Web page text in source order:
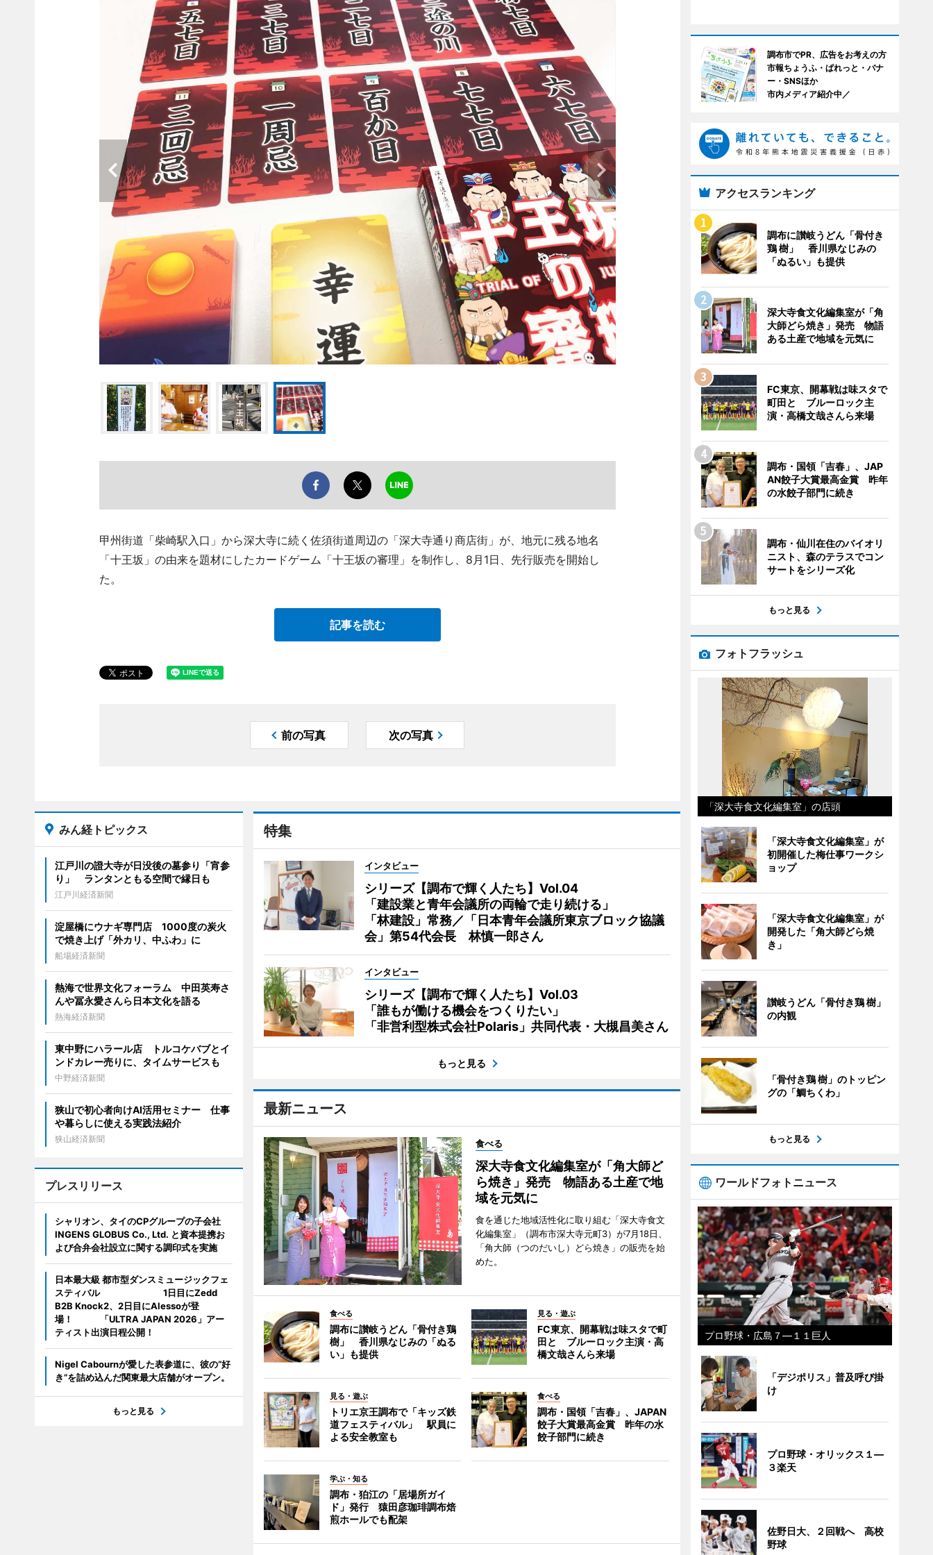
甲州街道「柴崎駅入口」から深大寺に続く佐須街道周辺の「深大寺通り商店街」が、地元に残る地名
「十王坂」の由来を題材にしたカードゲーム「十王坂の審理」を制作し、8月1日、先行販売を開始し
た。
記事を読む
前の写真 次の写真
特集
インタビュー
シリーズ【調布で輝く人たち】Vol.04
「建設業と青年会議所の両輪で走り続ける」
「林建設」常務／「日本青年会議所東京ブロック協議
会」第54代会長 林慎一郎さん
インタビュー
シリーズ【調布で輝く人たち】Vol.03
「誰もが働ける機会をつくりたい」
「非営利型株式会社Polaris」共同代表・大槻昌美さん
もっと見る
最新ニュース
食べる
深大寺食文化編集室が「角大師ど
ら焼き」発売 物語ある土産で地
域を元気に
食を通じた地域活性化に取り組む「深大寺食文
化編集室」（調布市深大寺元町3）が7月18日、
「角大師（つのだいし）どら焼き」の販売を始
めた。
食べる
調布に讃岐うどん「骨付き鶏
樹」 香川県なじみの「ぬる
い」も提供
見る・遊ぶ
FC東京、開幕戦は味スタで町
田と ブルーロック主演・高
橋文哉さんら来場
見る・遊ぶ
トリエ京王調布で「キッズ鉄
道フェスティバル」 駅員に
よる安全教室も
食べる
調布・国領「吉春」、JAPAN
餃子大賞最高金賞 昨年の水
餃子部門に続き
学ぶ・知る
調布・狛江の「居場所ガイ
ド」発行 猿田彦珈琲調布焙
煎ホールでも配架
みん経トピックス
江戸川の證大寺が日没後の墓参り「宵参
り」 ランタンともる空間で縁日も
江戸川経済新聞
淀屋橋にウナギ専門店 1000度の炭火
で焼き上げ「外カリ、中ふわ」に
船場経済新聞
熱海で世界文化フォーラム 中田英寿さ
んや冨永愛さんら日本文化を語る
熱海経済新聞
東中野にハラール店 トルコケバブとイ
ンドカレー売りに、タイムサービスも
中野経済新聞
狭山で初心者向けAI活用セミナー 仕事
や暮らしに使える実践法紹介
狭山経済新聞
プレスリリース
シャリオン、タイのCPグループの子会社
INGENS GLOBUS Co., Ltd. と資本提携お
よび合弁会社設立に関する調印式を実施
日本最大級 都市型ダンスミュージックフェ
スティバル 1日目にZedd
B2B Knock2、2日目にAlessoが登
場！ 「ULTRA JAPAN 2026」アー
ティスト出演日程公開！
Nigel Cabournが愛した表参道に、彼の“好
き”を詰め込んだ関東最大店舗がオープン。
もっと見る
調布市でPR、広告をお考えの方
市報ちょうふ・ぱれっと・バナ
ー・SNSほか
市内メディア紹介中／
アクセスランキング
調布に讃岐うどん「骨付き
鶏 樹」 香川県なじみの
「ぬるい」も提供
深大寺食文化編集室が「角
大師どら焼き」発売 物語
ある土産で地域を元気に
FC東京、開幕戦は味スタで
町田と ブルーロック主
演・高橋文哉さんら来場
調布・国領「吉春」、JAP
AN餃子大賞最高金賞 昨年
の水餃子部門に続き
調布・仙川在住のバイオリ
ニスト、森のテラスでコン
サートをシリーズ化
もっと見る
フォトフラッシュ
「深大寺食文化編集室」の店頭
「深大寺食文化編集室」が
初開催した梅仕事ワークシ
ョップ
「深大寺食文化編集室」が
開発した「角大師どら焼
き」
讃岐うどん「骨付き鶏 樹」
の内観
「骨付き鶏 樹」のトッピン
グの「鯛ちくわ」
もっと見る
ワールドフォトニュース
プロ野球・広島７―１１巨人
「デジポリス」普及呼び掛
け
プロ野球・オリックス１―
３楽天
佐野日大、２回戦へ 高校
野球